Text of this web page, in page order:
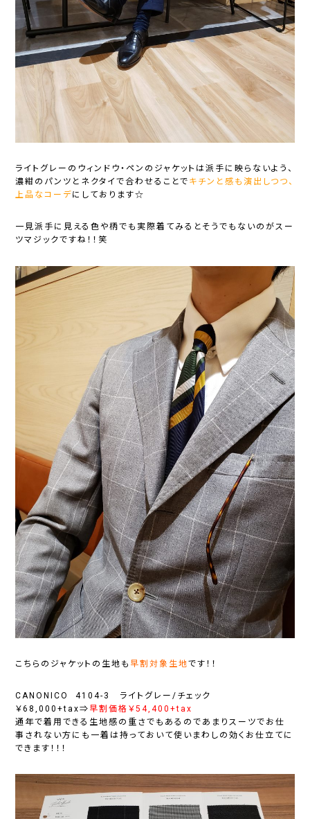
ライトグレーのウィンドウ・ペンのジャケットは派手に映らないよう、
濃紺のパンツとネクタイで合わせることで キチンと感も演出しつつ、
上品なコーデにしております☆
一見派手に見える色や柄でも実際着てみるとそうでもないのがスー
ツマジックですね！！笑
こちらのジャケットの生地も 早割対象生地です！！
CANONICO 4104-3 ライトグレー/チェック
￥68,000+tax⇒ 早割価格￥54,400+tax
通年で着用できる生地感の重さでもあるのであまりスーツでお仕
事されない方にも一着は持っておいて使いまわしの効くお仕立てに
できます！！！